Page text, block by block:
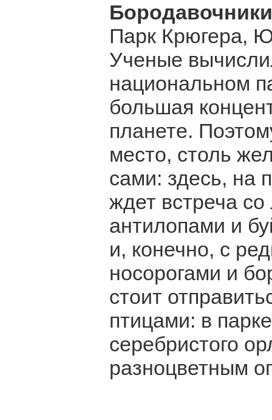
Парк Крюгера,
Ученые
национальном
большая
планете.
место, столь
сами: здесь, на
ждет встреча
антилопами и
и, конечно, с
носорогами и
стоит
птицами: в
серебристого
разноцветным